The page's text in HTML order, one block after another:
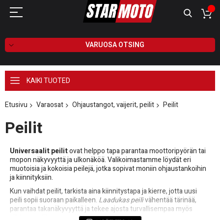
VARUOSA OTSING
KAIKI TUOTED
Etusivu Varaosat Ohjaustangot, vaijerit, peilit Peilit
Peilit
Universaalit peilitovat helppo tapa parantaa moottoripyörän tai
mopon näkyvyyttä ja ulkonäköä. Valikoimastamme löydät eri
muotoisia ja kokoisia peilejä, jotka sopivat moniin ohjaustankoihin
ja kiinnityksiin.
Kun vaihdat peilit, tarkista aina kiinnitystapa ja kierre, jotta uusi
peili sopii suoraan paikalleen. Laadukas peilivähentää tärinää,
parantaa takanäkyvyyttä ja tekee ajosta turvallisempaa myös
vilkkaassa liikenteessä.